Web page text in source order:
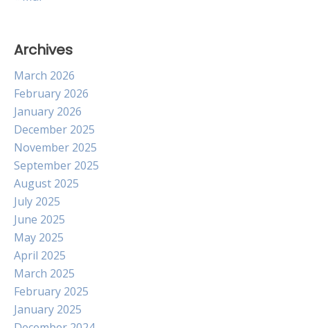
Archives
March 2026
February 2026
January 2026
December 2025
November 2025
September 2025
August 2025
July 2025
June 2025
May 2025
April 2025
March 2025
February 2025
January 2025